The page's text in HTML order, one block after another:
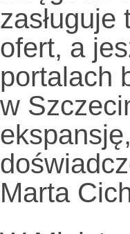
ofert, a
portalach
w
Marta